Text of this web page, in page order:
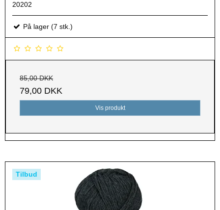
20202
På lager (7 stk.)
85,00 DKK
79,00 DKK
Vis produkt
Tilbud